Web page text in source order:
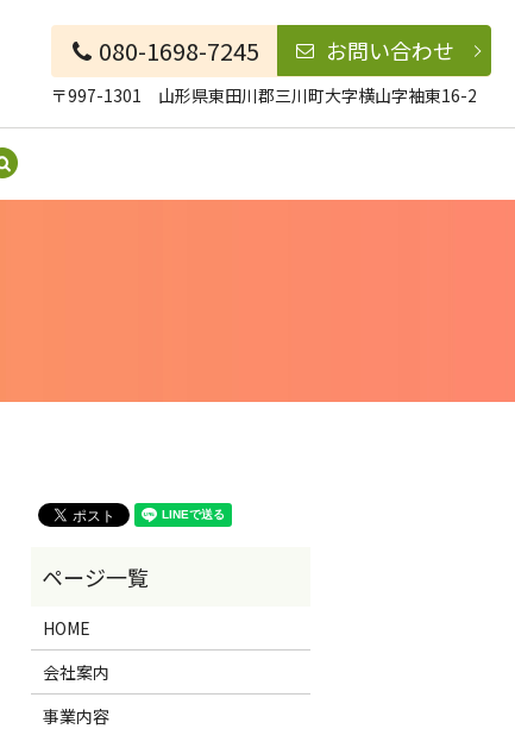
080-1698-7245 お問い合わせ
〒997-1301 山形県東田川郡三川町大字横山字袖東16-2
HOME
会社案内
事業内容